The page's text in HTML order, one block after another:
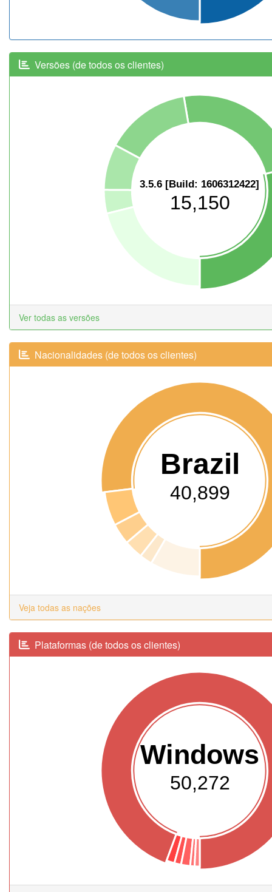
Versões (de todos os clientes)
3.5.6 [Build: 1606312422]
15,150
Ver todas as versões
Nacionalidades (de todos os clientes)
Brazil
40,899
Veja todas as nações
Plataformas (de todos os clientes)
Windows
50,272